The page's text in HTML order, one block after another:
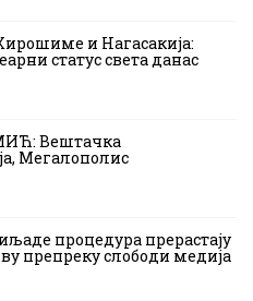
и Нагасакија:
статус света данас
Вештачка
Мегалополис
процедура прерастају
препреку слободи медија